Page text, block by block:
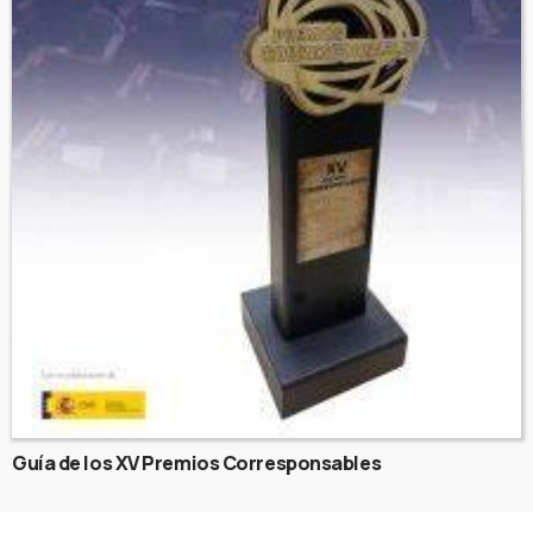
Guía de los XV Premios Corresponsables